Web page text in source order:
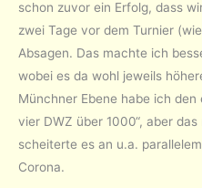
schon zuvor ein Erfolg, dass
zwei Tage vor dem Turnier
Absagen. Das machte ich
wobei es da wohl jeweils
Münchner Ebene habe ich
vier DWZ über 1000“, aber
scheiterte es an u.a.
Corona.